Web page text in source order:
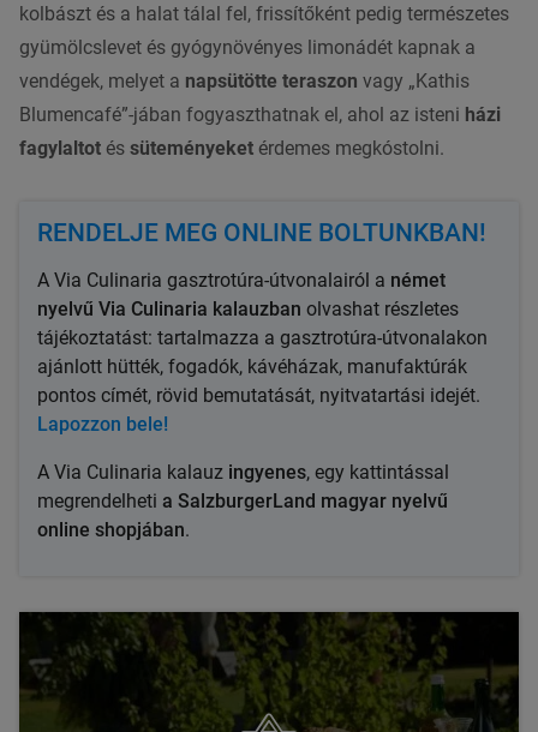
kolbászt és a halat tálal fel, frissítőként pedig természetes
gyümölcslevet és gyógynövényes limonádét kapnak a
vendégek, melyet a napsütötte teraszon vagy „Kathis
Blumencafé”-jában fogyaszthatnak el, ahol az isteni házi
fagylaltot és süteményeket érdemes megkóstolni.
RENDELJE MEG ONLINE BOLTUNKBAN!
A Via Culinaria gasztrotúra-útvonalairól a német
nyelvű Via Culinaria kalauzban olvashat részletes
tájékoztatást: tartalmazza a gasztrotúra-útvonalakon
ajánlott hütték, fogadók, kávéházak, manufaktúrák
pontos címét, rövid bemutatását, nyitvatartási idejét.
Lapozzon bele!
A Via Culinaria kalauz ingyenes, egy kattintással
megrendelheti a SalzburgerLand magyar nyelvű
online shopjában.